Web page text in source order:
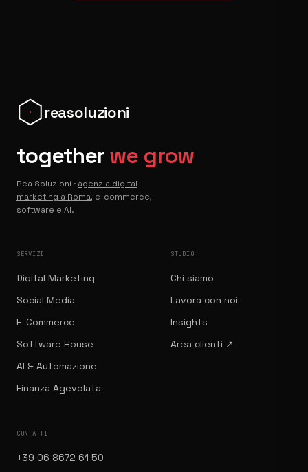
reasoluzioni
together we grow
Rea Soluzioni · agenzia digital
marketing a Roma, e-commerce,
software e AI.
SERVIZI
Digital Marketing
Social Media
E-Commerce
Software House
AI & Automazione
Finanza Agevolata
STUDIO
Chi siamo
Lavora con noi
Insights
Area clienti ↗
CONTATTI
+39 06 8672 61 50